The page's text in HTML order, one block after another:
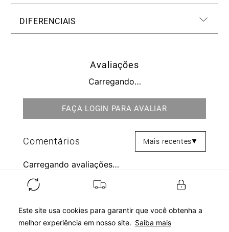
Este site usa cookies para garantir que você obtenha a
melhor experiência em nosso site. Saiba mais
DIFERENCIAIS
Avaliações
Carregando…
Mais recentes
Carregando avaliações…